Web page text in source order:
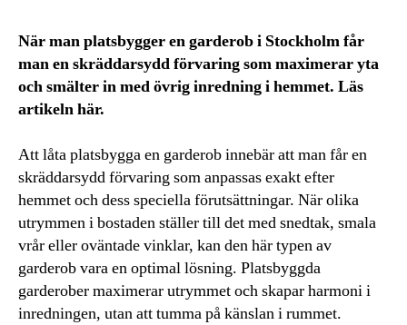
När man platsbygger en garderob i Stockholm får
man en skräddarsydd förvaring som maximerar yta
och smälter in med övrig inredning i hemmet. Läs
artikeln här.
Att låta platsbygga en garderob innebär att man får en
skräddarsydd förvaring som anpassas exakt efter
hemmet och dess speciella förutsättningar. När olika
utrymmen i bostaden ställer till det med snedtak, smala
vrår eller oväntade vinklar, kan den här typen av
garderob vara en optimal lösning. Platsbyggda
garderober maximerar utrymmet och skapar harmoni i
inredningen, utan att tumma på känslan i rummet.